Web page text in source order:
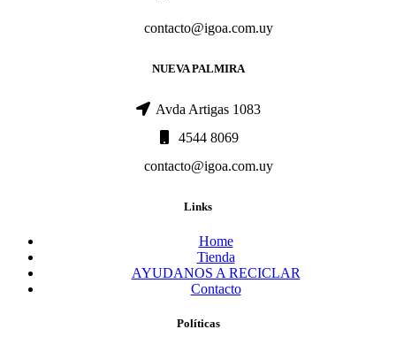
contacto@igoa.com.uy
NUEVA PALMIRA
Avda Artigas 1083
4544 8069
contacto@igoa.com.uy
Links
Home
Tienda
AYUDANOS A RECICLAR
Contacto
Políticas